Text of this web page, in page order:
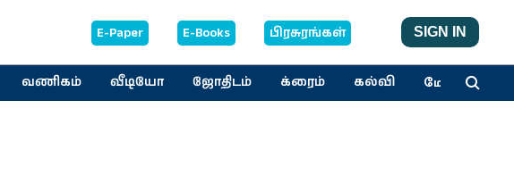
E-Paper E-Books பிரசுரங்கள் SIGN IN
வணிகம் வீடியோ ஜோதிடம் க்ரைம் கல்வி மேலும்